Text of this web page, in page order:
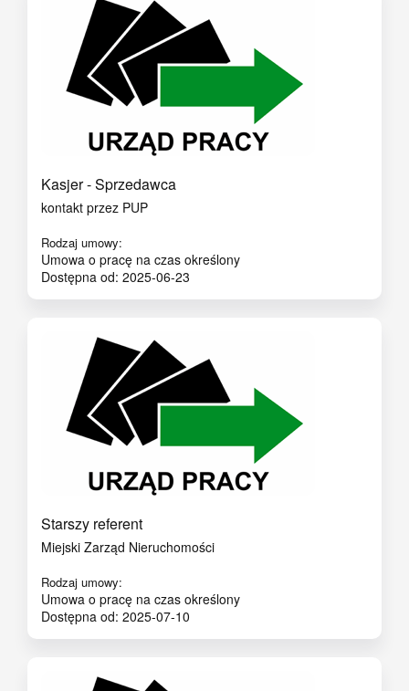
Kasjer - Sprzedawca
kontakt przez PUP
Rodzaj umowy:
Umowa o pracę na czas określony
Dostępna od: 2025-06-23
Starszy referent
Miejski Zarząd Nieruchomości
Rodzaj umowy:
Umowa o pracę na czas określony
Dostępna od: 2025-07-10